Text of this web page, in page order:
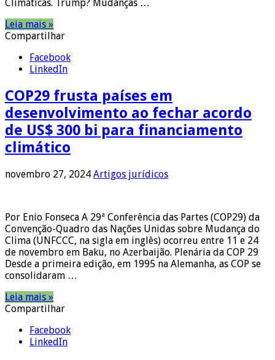
Climáticas. Trump? Mudanças …
Leia mais »
Compartilhar
Facebook
LinkedIn
COP29 frusta países em
desenvolvimento ao fechar acordo
de US$ 300 bi para financiamento
climático
novembro 27, 2024 Artigos jurídicos
Por Enio Fonseca A 29ª Conferência das Partes (COP29) da
Convenção-Quadro das Nações Unidas sobre Mudança do
Clima (UNFCCC, na sigla em inglês) ocorreu entre 11 e 24
de novembro em Baku, no Azerbaijão. Plenária da COP 29
Desde a primeira edição, em 1995 na Alemanha, as COP se
consolidaram …
Leia mais »
Compartilhar
Facebook
LinkedIn